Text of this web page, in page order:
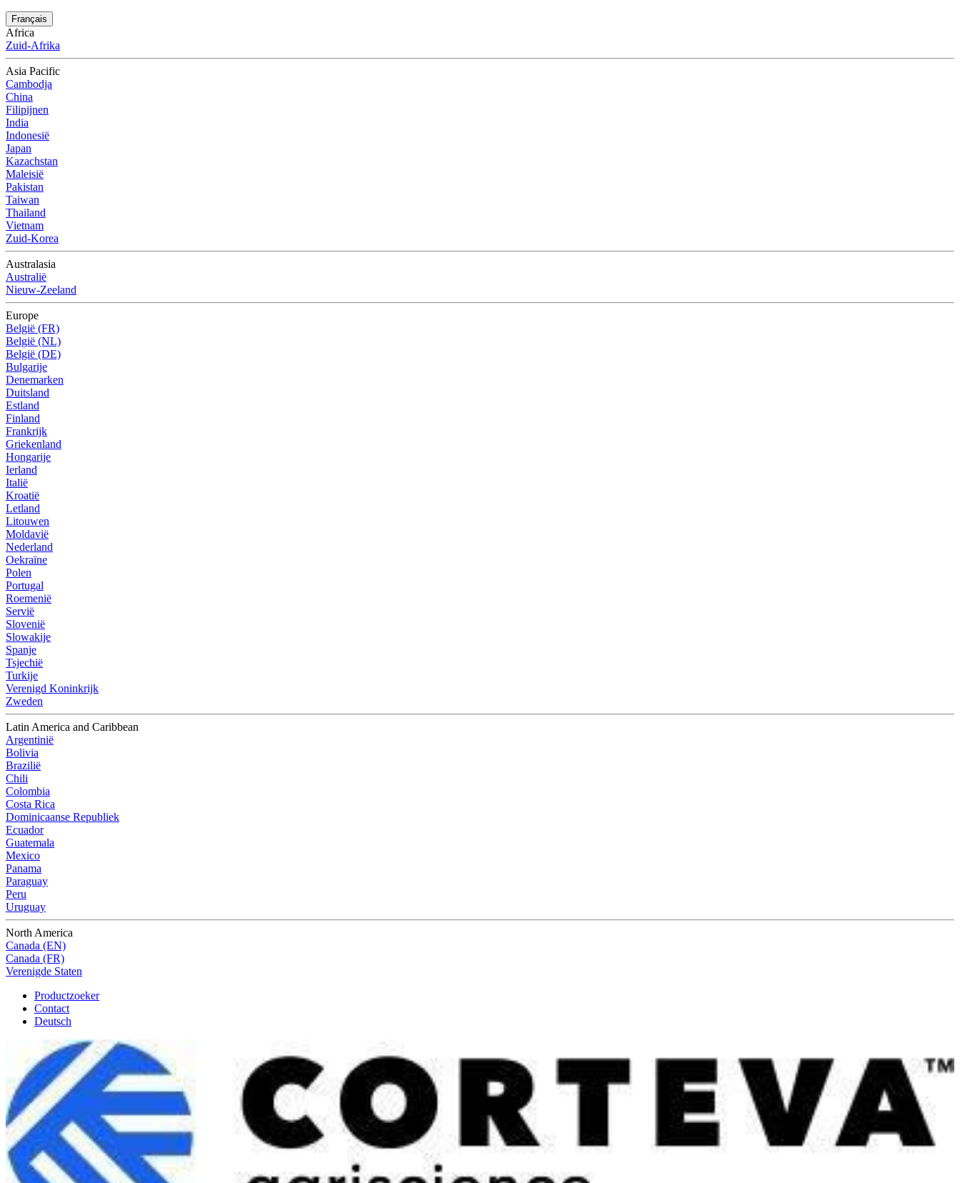
Français
Africa
Zuid-Afrika
Asia Pacific
Cambodja
China
Filipijnen
India
Indonesië
Japan
Kazachstan
Maleisië
Pakistan
Taiwan
Thailand
Vietnam
Zuid-Korea
Australasia
Australië
Nieuw-Zeeland
Europe
België (FR)
België (NL)
België (DE)
Bulgarije
Denemarken
Duitsland
Estland
Finland
Frankrijk
Griekenland
Hongarije
Ierland
Italië
Kroatië
Letland
Litouwen
Moldavië
Nederland
Oekraïne
Polen
Portugal
Roemenië
Servië
Slovenië
Slowakije
Spanje
Tsjechië
Turkije
Verenigd Koninkrijk
Zweden
Latin America and Caribbean
Argentinië
Bolivia
Brazilië
Chili
Colombia
Costa Rica
Dominicaanse Republiek
Ecuador
Guatemala
Mexico
Panama
Paraguay
Peru
Uruguay
North America
Canada (EN)
Canada (FR)
Verenigde Staten
Productzoeker
Contact
Deutsch